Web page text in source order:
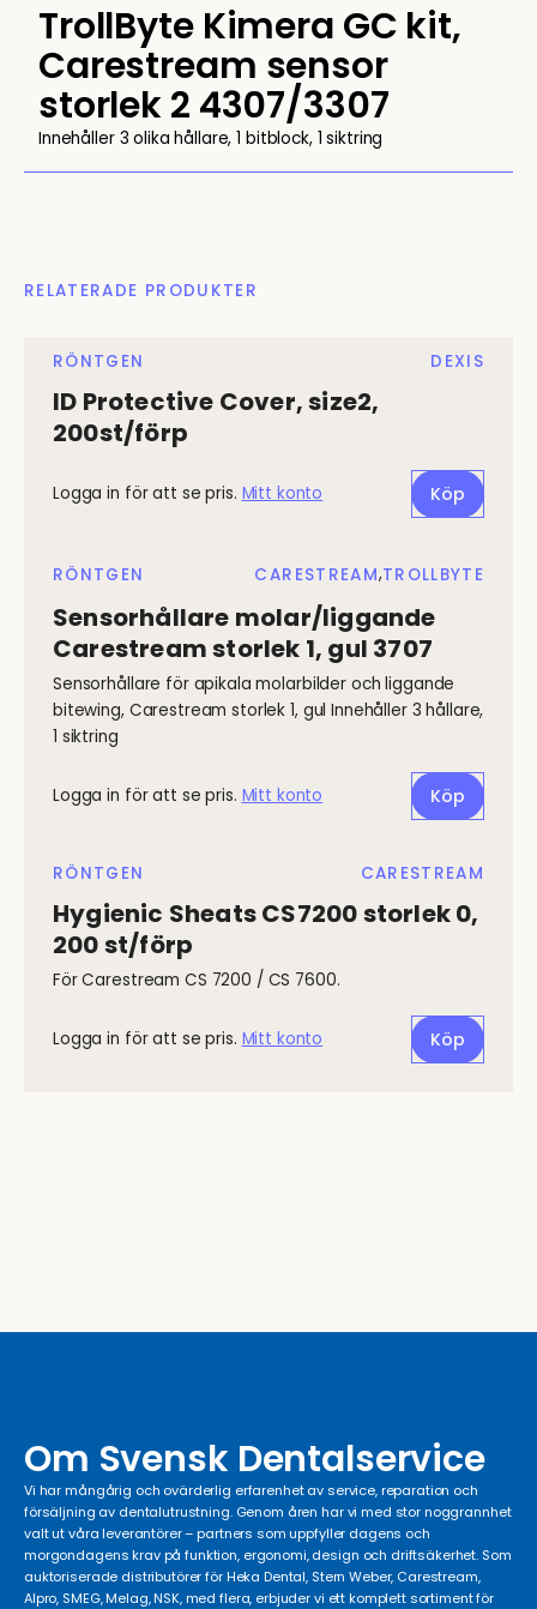
TrollByte Kimera GC kit,
Carestream sensor
storlek 2 4307/3307
Innehåller 3 olika hållare, 1 bitblock, 1 siktring
RELATERADE PRODUKTER
RÖNTGEN DEXIS
ID Protective Cover, size2,
200st/förp
Logga in för att se pris. Mitt konto Köp
RÖNTGEN CARESTREAM,TROLLBYTE
Sensorhållare molar/liggande
Carestream storlek 1, gul 3707
Sensorhållare för apikala molarbilder och liggande
bitewing, Carestream storlek 1, gul Innehåller 3 hållare,
1 siktring
Logga in för att se pris. Mitt konto Köp
RÖNTGEN CARESTREAM
Hygienic Sheats CS7200 storlek 0,
200 st/förp
För Carestream CS 7200 / CS 7600.
Logga in för att se pris. Mitt konto Köp
Om Svensk Dentalservice
Vi har mångårig och ovärderlig erfarenhet av service, reparation och
försäljning av dentalutrustning. Genom åren har vi med stor noggrannhet
valt ut våra leverantörer – partners som uppfyller dagens och
morgondagens krav på funktion, ergonomi, design och driftsäkerhet. Som
auktoriserade distributörer för Heka Dental, Stern Weber, Carestream,
Alpro, SMEG, Melag, NSK, med flera, erbjuder vi ett komplett sortiment för